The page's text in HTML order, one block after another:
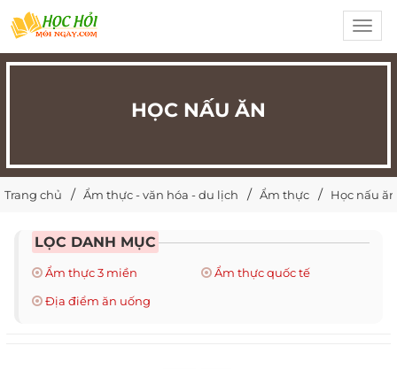
HỌC NẤU ĂN
Trang chủ Ẩm thực - văn hóa - du lịch Ẩm thực Học nấu ăn
LỌC DANH MỤC
Ẩm thực 3 miền
Ẩm thực quốc tế
Địa điểm ăn uống